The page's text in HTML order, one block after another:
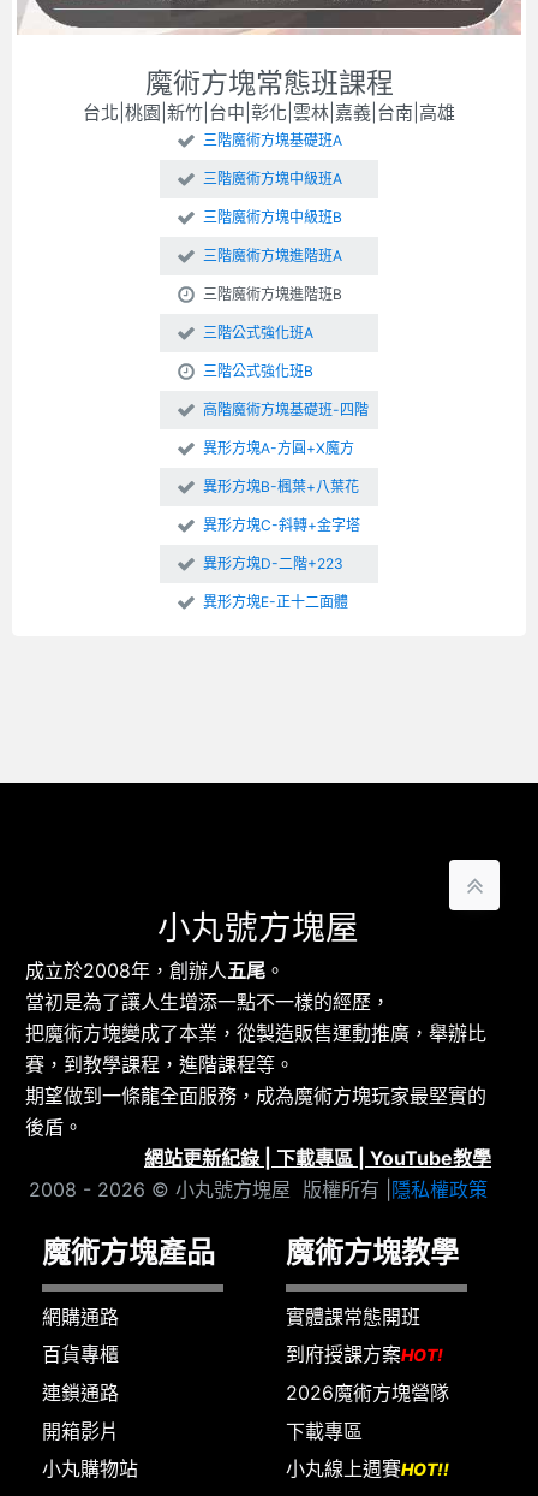
魔術方塊常態班課程
台北|桃園|新竹|台中|彰化|雲林|嘉義|台南|高雄
三階魔術方塊基礎班A
三階魔術方塊中級班A
三階魔術方塊中級班B
三階魔術方塊進階班A
三階魔術方塊進階班B
三階公式強化班A
三階公式強化班B
高階魔術方塊基礎班-四階
異形方塊A-方圓+X魔方
異形方塊B-楓葉+八葉花
異形方塊C-斜轉+金字塔
異形方塊D-二階+223
異形方塊E-正十二面體
小丸號方塊屋
成立於2008年，創辦人五尾 。
當初是為了讓人生增添一點不一樣的經歷，
把魔術方塊變成了本業，從製造販售運動推廣，舉辦比
賽，到教學課程，進階課程等。
期望做到一條龍全面服務，成為魔術方塊玩家最堅實的
後盾。
網站更新紀錄
下載專區
YouTube教學
2008 - 2026 © 小丸號方塊屋 版權所有 | 隱私權政策
魔術方塊產品
網購通路
百貨專櫃
連鎖通路
開箱影片
小丸購物站
魔術方塊教學
實體課常態開班
到府授課方案HOT!
2026魔術方塊營隊
下載專區
小丸線上週賽HOT!!